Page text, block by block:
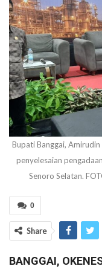
Bupati Banggai,
penyelesaian
Senoro Selatan.
0
Share
BANGGAI,